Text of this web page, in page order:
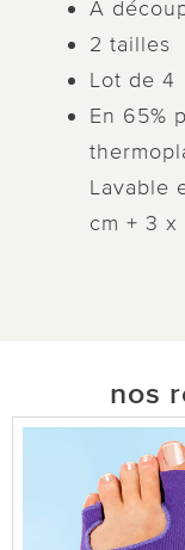
À
2 tailles
Lot de 4
En 65%
Lavable
cm + 3 x
nos